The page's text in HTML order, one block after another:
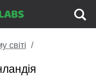
світі